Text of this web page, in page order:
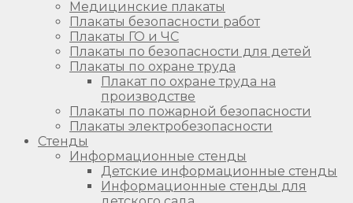
Медицинские плакаты
Плакаты безопасности работ
Плакаты ГО и ЧС
Плакаты по безопасности для детей
Плакаты по охране труда
Плакат по охране труда на
производстве
Плакаты по пожарной безопасности
Плакаты электробезопасности
Стенды
Информационные стенды
Детские информационные стенды
Информационные стенды для